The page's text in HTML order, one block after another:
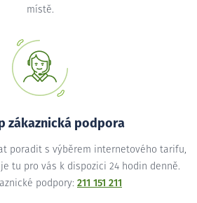
místě.
zákaznická podpora
poradit s výběrem internetového tarifu,
tu pro vás k dispozici 24 hodin denně.
podpory: 211 151 211